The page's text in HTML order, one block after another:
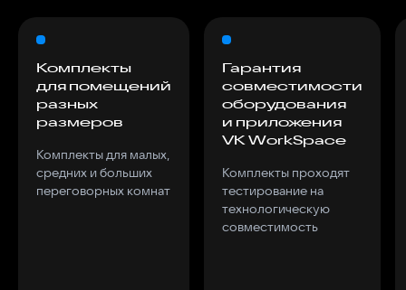
Комплекты
для помещений
разных
размеров
Комплекты для малых,
средних и больших
переговорных комнат
Гарантия
совместимости
оборудования
и приложения
VK WorkSpace
Комплекты проходят
тестирование на
технологическую